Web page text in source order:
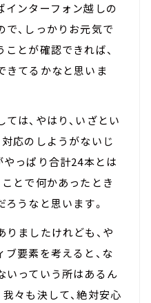
インターフォン越しの
、しっかりお元気で
とが確認できれば、
きてるかなと思いま
は、やはり、いざとい
応のしようがないじ
やっぱり合計24本とは
とで何かあったとき
うなと思います。
ましたけれども、や
要素を考えると、な
いっていう所はあるん
々も決して、絶対安心